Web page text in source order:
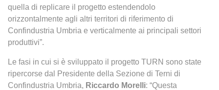
quella di replicare il progetto estendendolo
orizzontalmente agli altri territori di riferimento di
Confindustria Umbria e verticalmente ai principali settori
produttivi”.
Le fasi in cui si è sviluppato il progetto TURN sono state
ripercorse dal Presidente della Sezione di Terni di
Confindustria Umbria, Riccardo Morelli: “Questa